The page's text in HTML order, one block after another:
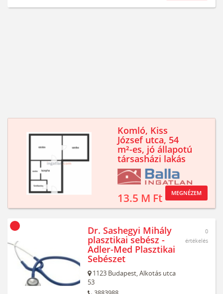
Komló, Kiss
József utca, 54
m²-es, jó állapotú
társasházi lakás
13.5 M Ft MEGNÉZEM
Dr. Sashegyi Mihály
plasztikai sebész -
Adler-Med Plasztikai
Sebészet
1123 Budapest,Alkotás utca
53
0
értékelés